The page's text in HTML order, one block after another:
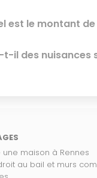
est le montant
t-il des nuisances
maison à Rennes
au bail et murs